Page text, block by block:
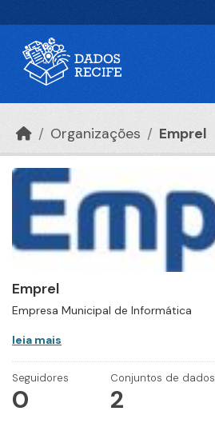
Organizações Emprel
Emprel
Empresa Municipal de Informática
leia mais
Seguidores
0
Conjuntos de dados
2